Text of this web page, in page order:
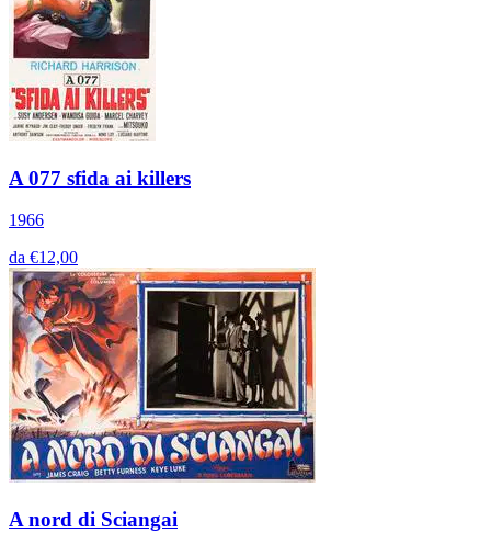
A 077 sfida ai killers
1966
da €12,00
A nord di Sciangai